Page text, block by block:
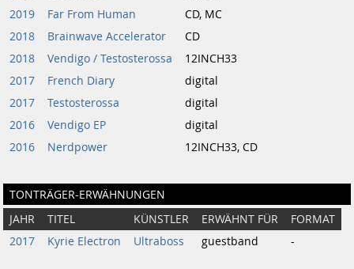
2019
Far From Human
CD, MC
2018
Brainwave Accelerator
CD
2018
Vendigo / Testosterossa
12INCH33
2017
French Diary
digital
2017
Testosterossa
digital
2016
Vendigo EP
digital
2016
Nerdpower 12INCH33, CD
TONTRÄGER-ERWÄHNUNGEN
JAHR TITEL KÜNSTLER ERWÄHNT FÜR
FORMAT
2017
Kyrie Electron Ultraboss guestband -